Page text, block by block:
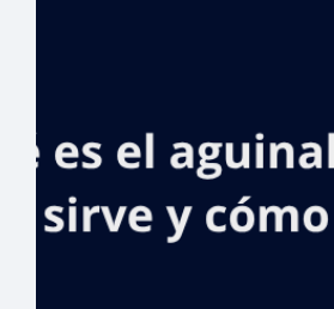
inspirar a
sobre la